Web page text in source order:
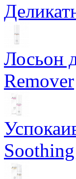
Лосьон
Remover